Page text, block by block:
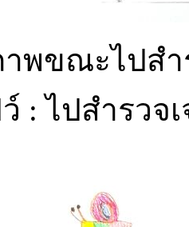
พขณะไปส
: ไปสำรว